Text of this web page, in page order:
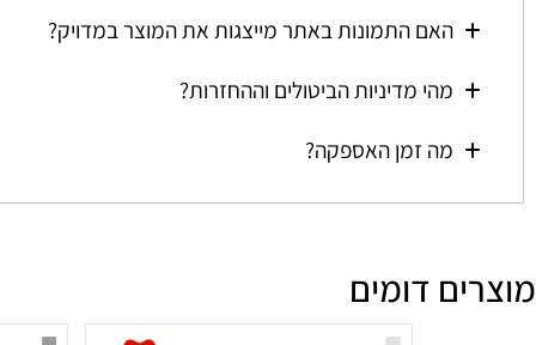
מה קורה אם המוצר שהזמנתי לא במלאי?
האם התמונות באתר מייצגות את המוצר במדויק?
מהי מדיניות הביטולים וההחזרות?
מה זמן האספקה?